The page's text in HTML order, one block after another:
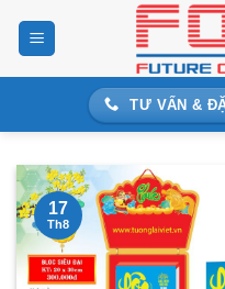
TƯ VẤN &
17
Th8